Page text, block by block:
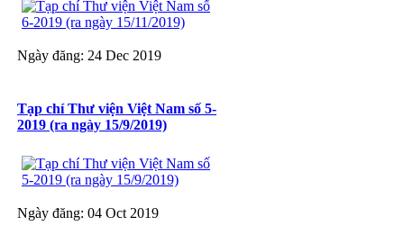
Ngày đăng: 24 Dec 2019
Tạp chí Thư viện Việt Nam số 5-
2019 (ra ngày 15/9/2019)
Ngày đăng: 04 Oct 2019